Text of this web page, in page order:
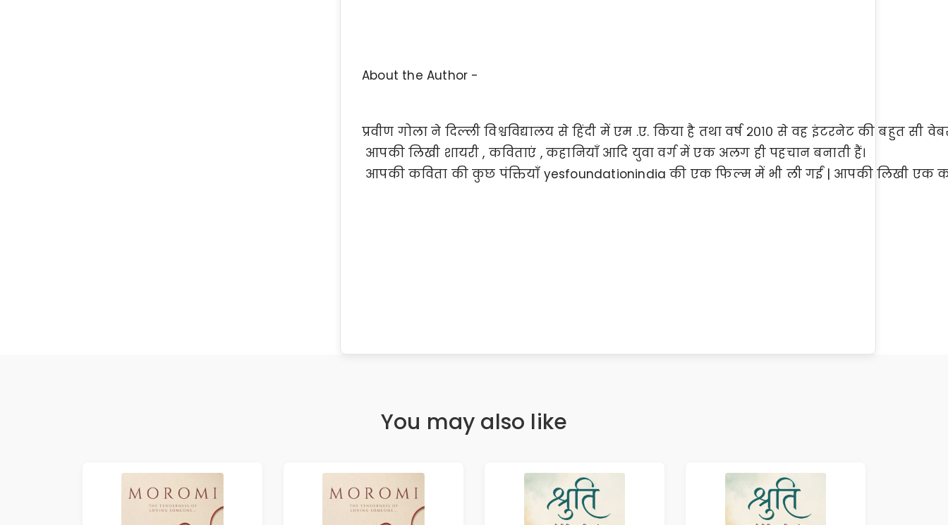
About the Author -
प्रवीण गोला ने दिल्ली विश्वविद्यालय से हिंदी में एम .ए. किया है तथा वर्ष २०१० से वह इंटरनेट की बहुत सी
आपकी लिखी शायरी , कविताएं , कहानियाँ आदि युवा वर्ग में एक अलग ही पहचान बनाती हैं।
आपकी कविता की कुछ पंक्तियाँ yesfoundationindia की एक फिल्म में भी ली गईं | आपकी लिखी एक
You may also like